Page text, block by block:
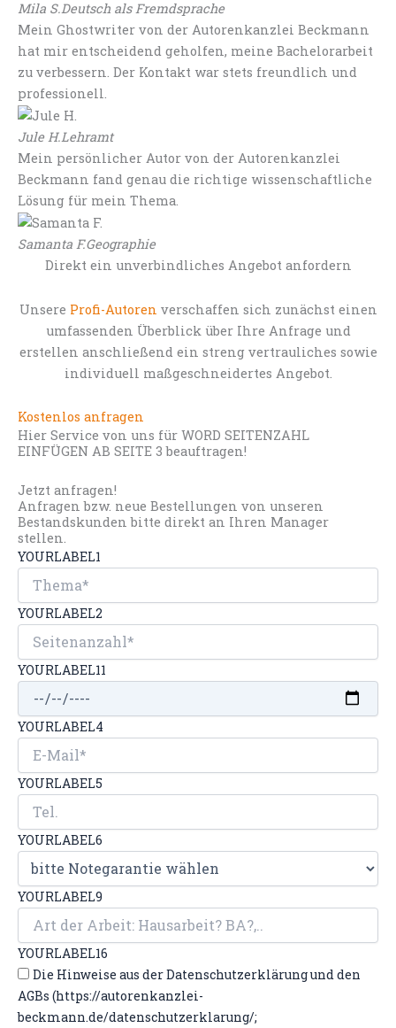
Mila S.Deutsch als Fremdsprache
Mein Ghostwriter von der Autorenkanzlei Beckmann
hat mir entscheidend geholfen, meine Bachelorarbeit
zu verbessern. Der Kontakt war stets freundlich und
professionell.
Jule H.Lehramt
Mein persönlicher Autor von der Autorenkanzlei
Beckmann fand genau die richtige wissenschaftliche
Lösung für mein Thema.
Samanta F.Geographie
Direkt ein unverbindliches Angebot anfordern
Unsere Profi-Autoren verschaffen sich zunächst einen
umfassenden Überblick über Ihre Anfrage und
erstellen anschließend ein streng vertrauliches sowie
individuell maßgeschneidertes Angebot.
Kostenlos anfragen
Hier Service von uns für WORD SEITENZAHL
EINFÜGEN AB SEITE 3 beauftragen!
Jetzt anfragen!
Anfragen bzw. neue Bestellungen von unseren
Bestandskunden bitte direkt an Ihren Manager
stellen.
YOURLABEL1
YOURLABEL2
YOURLABEL11
YOURLABEL4
YOURLABEL5
YOURLABEL6
YOURLABEL9
YOURLABEL16
Die Hinweise aus der Datenschutzerklärung und den
AGBs (https://autorenkanzlei-
beckmann.de/datenschutzerklarung/;